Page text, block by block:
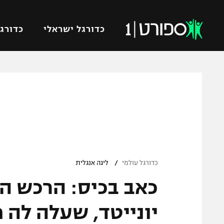
כדורגל ישראלי
ברחבה
"מעל הליגה" – פודקאסט
מכבי
בית"ר
כדורגל עולמי / ליגה אנגלית
כאב בכיס: הרכש
יונייטד, שעלה לה